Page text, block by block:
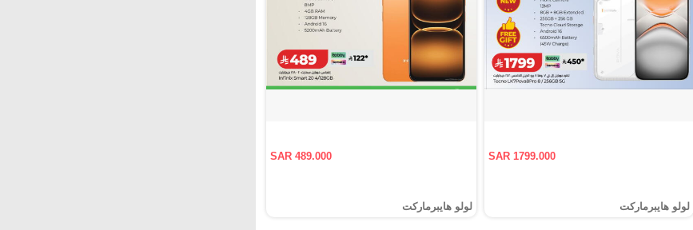
SAR 1799.000
لولو هايبرماركت
SAR 489.000
لولو هايبرماركت